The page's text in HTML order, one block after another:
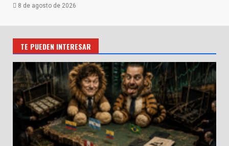
8 de agosto de 2026
TE PUEDEN INTERESAR